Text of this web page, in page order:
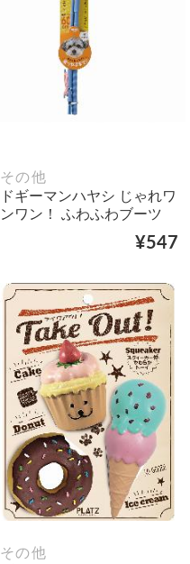
その他
ドギーマンハヤシ じゃれワ
ンワン！ ふわふわブーツ
¥547
その他